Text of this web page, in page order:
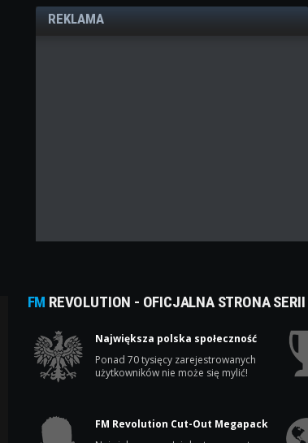
REKLAMA
FM REVOLUTION - OFICJALNA STRONA SERII
Największa polska społeczność
Ponad 70 tysięcy zarejestrowanych
użytkowników nie może się mylić!
FM Revolution Cut-Out Megapack